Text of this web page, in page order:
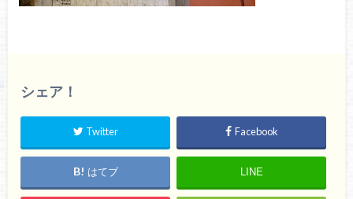
シェア！
Twitter Facebook
はてブ LINE